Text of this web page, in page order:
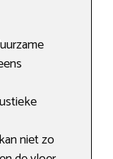
niet zo